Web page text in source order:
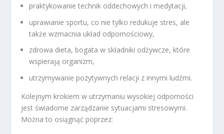
praktykowanie technik oddechowych i medytacji,
uprawianie sportu, co nie tylko redukuje stres, ale
także wzmacnia układ odpornościowy,
zdrowa dieta, bogata w składniki odżywcze, które
wspierają organizm,
utrzymywanie pozytywnych relacji z innymi ludźmi.
Kolejnym krokiem w utrzymaniu wysokiej odporności
jest świadome zarządzanie sytuacjami stresowymi.
Można to osiągnąć poprzez: